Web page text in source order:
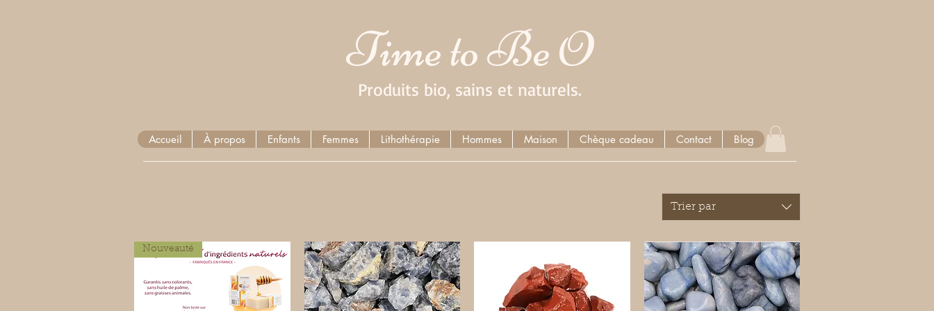
Time to Be O
Produits bio, sains et naturels.
Accueil À propos Enfants Femmes Lithothérapie Hommes Maison Chèque cadeau Contact Blog
Trier par
Nouveauté